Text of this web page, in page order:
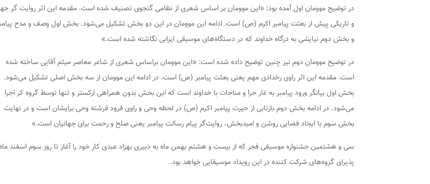
در توضیح موومان اول آمده بود: «این موومان بر اساس شعری از نظامی گنجوی تصنیف شده است. مقدمه این اثر روایت گر
و تاریکی پیش از بعثت پیامبر اکرم (ص) است. ادامه این موومان در این دو بخش تشکیل می‌شود. بخش اول وصف و مدح
و بخش دوم نیایشی به درگاه خداوند که در دستگاه‌های موسیقی ایرانی نگاشته شده است.»
در توضیح موومان دوم نیز چنین توضیح داده شده است: «این موومان براساس شعری از شاعر معاصر میثم آقایی ساخته شده
است. مقدمه این اثر راوی رخدادی مهم یعنی بعثت پیامبر (ص) است. در ادامه این موومان از سه بخش اصلی تشکیل می‌شود.
بخش اول بیانگر ورود پیامبر به غار حرا و مناجات با خداوند است که این بخش بدون همراهی ارکستر و تنها توسط گروه کر اجرا
می‌شود. در ادامه بخش دوم بازتابی از حیرت پیامبر اکرم (ص) در لحظه وحی و راوی فرود فرشته وحی برایشان است و در نهایت
بخش سوم با ایجاد فضایی روشن و امیدبخش، روایت‌گر پیام رسالت پیامبر یعنی صلح و رحمت برای جهانیان است.»
سی و هشتمین جشنواره موسیقی فجر که از بیست و هشتم بهمن ماه به دبیری بهزاد عبدی کار خود را آغاز تا روز سوم اسفند
پذیرای گروه‌های شرکت کننده در این رویداد موسیقایی خواهد بود.